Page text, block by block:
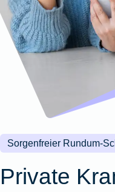
Zur
Zur
Produktübersicht
Produktübersicht
Zur
Zur
Zur
Zur
Gruppenunfall für
Betriebe
Zur
Sorgenfreier Rundum-
Private